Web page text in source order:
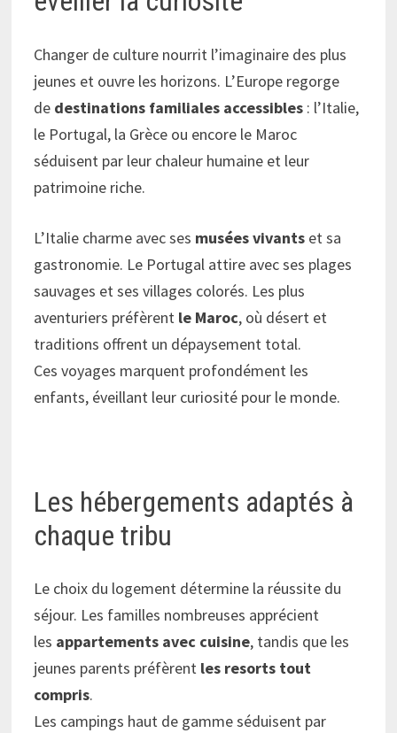
Changer de culture nourrit l’imaginaire des plus
jeunes et ouvre les horizons. L’Europe regorge
de destinations familiales accessibles : l’Italie,
le Portugal, la Grèce ou encore le Maroc
séduisent par leur chaleur humaine et leur
patrimoine riche.
L’Italie charme avec ses musées vivants et sa
gastronomie. Le Portugal attire avec ses plages
sauvages et ses villages colorés. Les plus
aventuriers préfèrent le Maroc, où désert et
traditions offrent un dépaysement total.
Ces voyages marquent profondément les
enfants, éveillant leur curiosité pour le monde.
Les hébergements adaptés à
chaque tribu
Le choix du logement détermine la réussite du
séjour. Les familles nombreuses apprécient
les appartements avec cuisine, tandis que les
jeunes parents préfèrent les resorts tout
compris.
Les campings haut de gamme séduisent par